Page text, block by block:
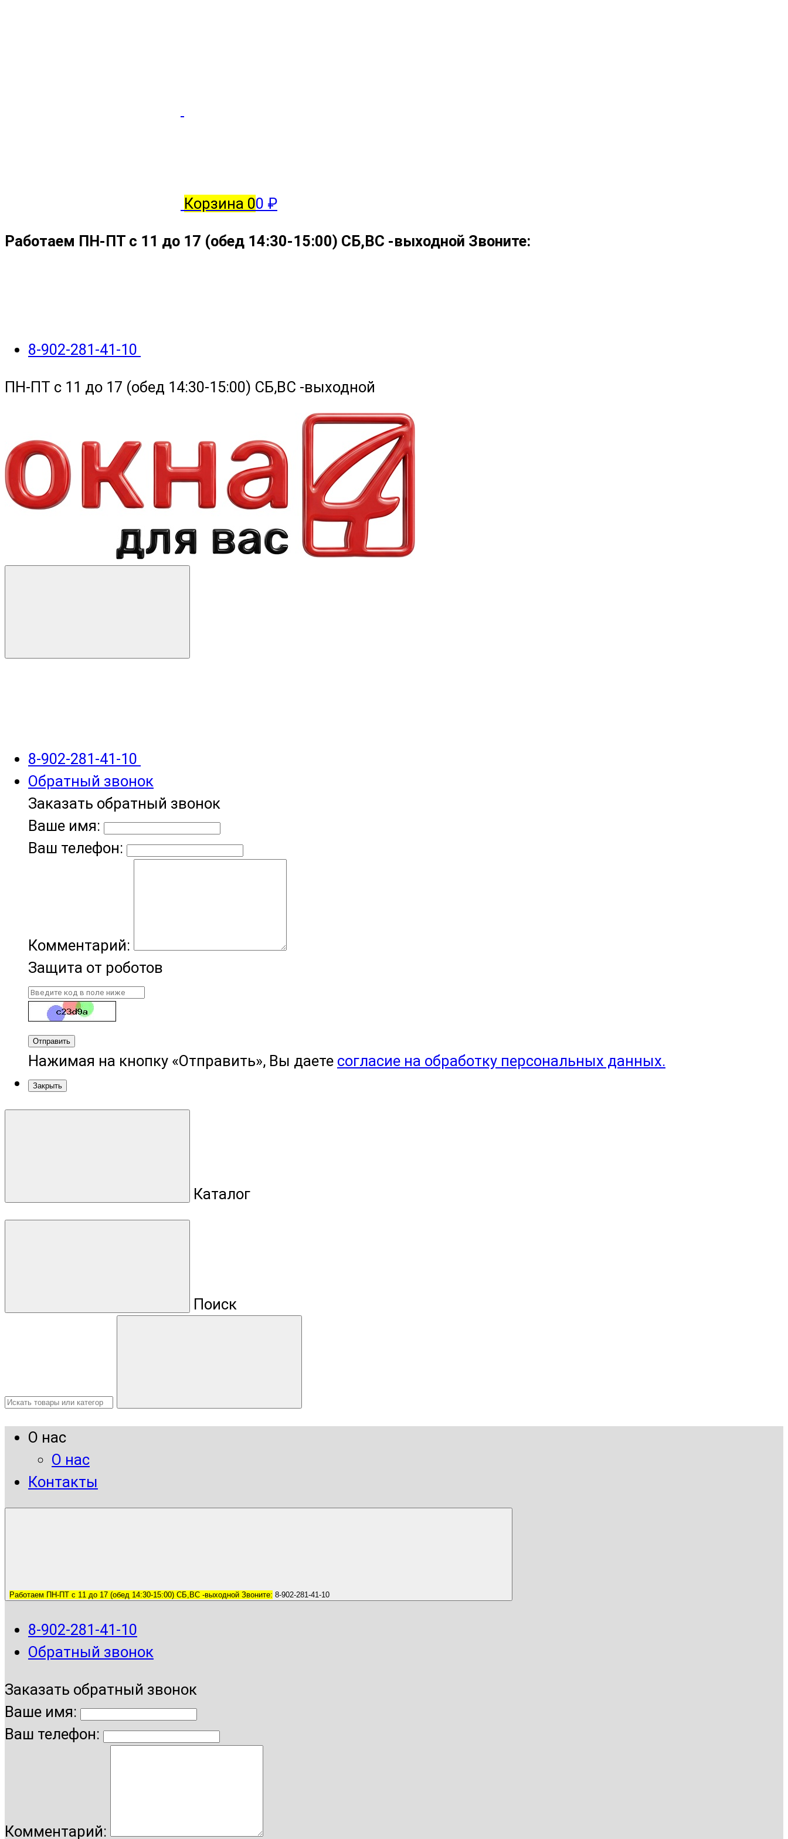
Корзина 00 ₽
Работаем ПН-ПТ с 11 до 17 (обед 14:30-15:00) СБ,ВС -выходной Звоните:
8-902-281-41-10
ПН-ПТ с 11 до 17 (обед 14:30-15:00) СБ,ВС -выходной
8-902-281-41-10
Обратный звонок
Заказать обратный звонок
Ваше имя:
Ваш телефон:
Комментарий:
Защита от роботов
Отправить
Нажимая на кнопку «Отправить», Вы даете согласие на обработку персональных данных.
Закрыть
Каталог
Поиск
О нас
О нас
Контакты
Работаем ПН-ПТ с 11 до 17 (обед 14:30-15:00) СБ,ВС -выходной Звоните: 8-902-281-41-10
8-902-281-41-10
Обратный звонок
Заказать обратный звонок
Ваше имя:
Ваш телефон:
Комментарий: